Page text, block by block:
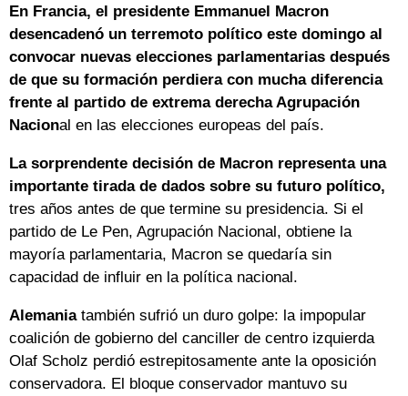
En Francia, el presidente Emmanuel Macron
desencadenó un terremoto político este domingo al
convocar nuevas elecciones parlamentarias después
de que su formación perdiera con mucha diferencia
frente al partido de extrema derecha Agrupación
Nacional en las elecciones europeas del país.
La sorprendente decisión de Macron representa una
importante tirada de dados sobre su futuro político,
tres años antes de que termine su presidencia. Si el
partido de Le Pen, Agrupación Nacional, obtiene la
mayoría parlamentaria, Macron se quedaría sin
capacidad de influir en la política nacional.
Alemania también sufrió un duro golpe: la impopular
coalición de gobierno del canciller de centro izquierda
Olaf Scholz perdió estrepitosamente ante la oposición
conservadora. El bloque conservador mantuvo su